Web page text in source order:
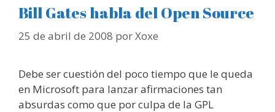
Bill Gates habla del Open Source
25 de abril de 2008 porXoxe
Debe ser cuestión del poco tiempo que le queda
en Microsoft para lanzar afirmaciones tan
absurdas como que por culpa de la GPL